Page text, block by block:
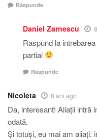
Răspunde
Daniel Zarnescu
Raspund la
partial
Răspunde
Nicoleta 8 ani ago
Da, interesant! Aliaţii intră
odată.
Şi totuşi, eu mai am aliaţi: